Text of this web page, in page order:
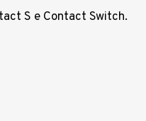
S e Contact Switch.